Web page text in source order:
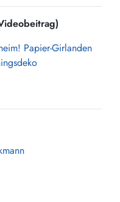
Papier-Girlanden